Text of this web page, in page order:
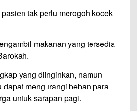
tak perlu merogoh kocek
makanan yang tersedia
yang diinginkan, namun
dapat mengurangi beban para
untuk sarapan pagi.